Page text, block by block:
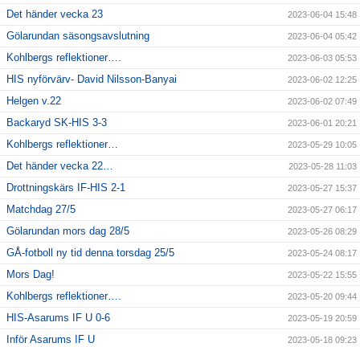
Det händer vecka 23 2023-06-04 15:48
Gölarundan säsongsavslutning 2023-06-04 05:42
Kohlbergs reflektioner…. 2023-06-03 05:53
HIS nyförvärv- David Nilsson-Banyai 2023-06-02 12:25
Helgen v.22 2023-06-02 07:49
Backaryd SK-HIS 3-3 2023-06-01 20:21
Kohlbergs reflektioner… 2023-05-29 10:05
Det händer vecka 22… 2023-05-28 11:03
Drottningskärs IF-HIS 2-1 2023-05-27 15:37
Matchdag 27/5 2023-05-27 06:17
Gölarundan mors dag 28/5 2023-05-26 08:29
GÅ-fotboll ny tid denna torsdag 25/5 2023-05-24 08:17
Mors Dag! 2023-05-22 15:55
Kohlbergs reflektioner…. 2023-05-20 09:44
HIS-Asarums IF U 0-6 2023-05-19 20:59
Inför Asarums IF U 2023-05-18 09:23